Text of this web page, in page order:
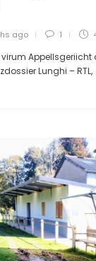
ago 1
virum Appellsgeriicht
Lunghi –